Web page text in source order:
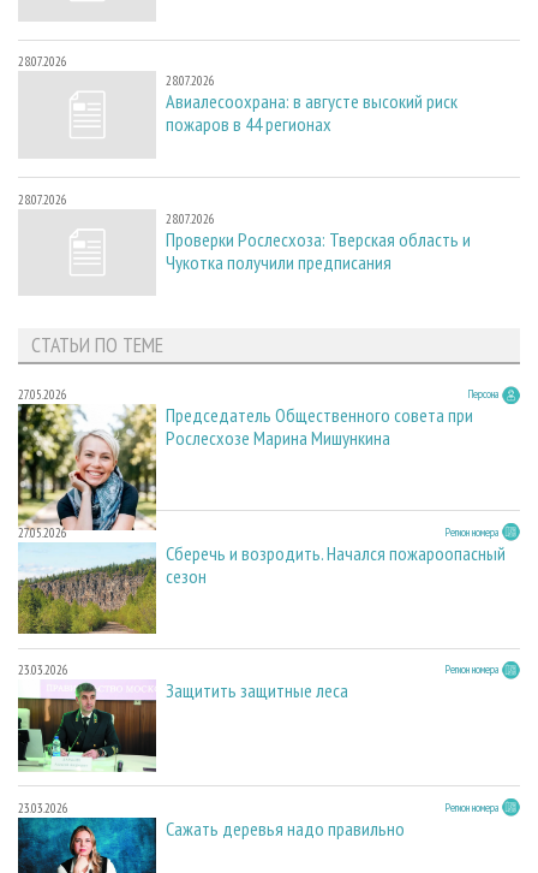
28.07.2026
28.07.2026
Авиалесоохрана: в августе высокий риск
пожаров в 44 регионах
28.07.2026
28.07.2026
Проверки Рослесхоза: Тверская область и
Чукотка получили предписания
СТАТЬИ ПО ТЕМЕ
27.05.2026 Персона
Председатель Общественного совета при
Рослесхозе Марина Мишункина
27.05.2026 Регион номера
Сберечь и возродить. Начался пожароопасный
сезон
23.03.2026 Регион номера
Защитить защитные леса
23.03.2026 Регион номера
Сажать деревья надо правильно